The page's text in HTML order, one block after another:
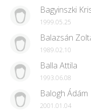
Bagyinszki
1999.05.25
Balazsán
1989.02.10
Balla Attila
1993.06.08
Balogh Ádám
2001.01.04